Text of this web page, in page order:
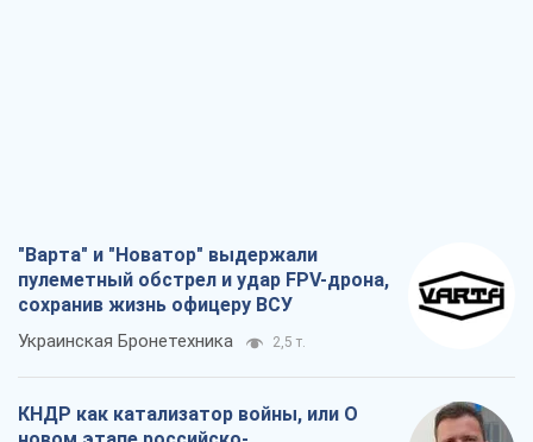
"Варта" и "Новатор" выдержали
пулеметный обстрел и удар FPV-дрона,
сохранив жизнь офицеру ВСУ
Украинская Бронетехника 2,5 т.
КНДР как катализатор войны, или О